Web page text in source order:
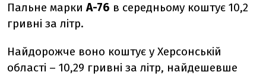
Пальне маркиА-76 в середньому коштує 10,2
гривні за літр.
Найдорожче воно коштує у Херсонській
області – 10,29 гривні за літр, найдешевше